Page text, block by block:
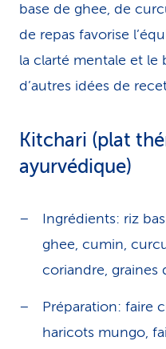
base de ghee, de
de repas favorise
la clarté mentale et
d’autres idées de
Kitchari (plat
ayurvédique)
Ingrédients: riz
ghee, cumin,
coriandre, graines
Préparation: faire
haricots mungo,